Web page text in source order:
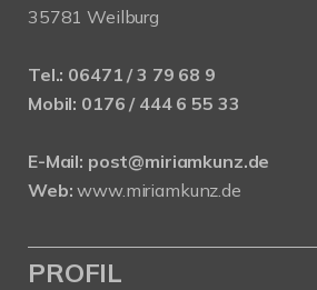
35781 Weilburg
Tel.: 06471 / 3 79 68 9
Mobil: 0176 / 444 6 55 33
E-Mail: post@miriamkunz.de
Web: www.miriamkunz.de
PROFIL